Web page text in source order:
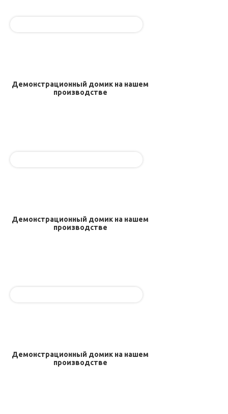
Демонстрационный домик на нашем
производстве
Демонстрационный домик на нашем
производстве
Демонстрационный домик на нашем
производстве